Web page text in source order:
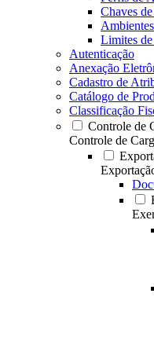
Chaves
Ambientes
Limites
Autenticação
Anexação
Cadastro de
Catálogo de
Classificação
Controle de
Controle de